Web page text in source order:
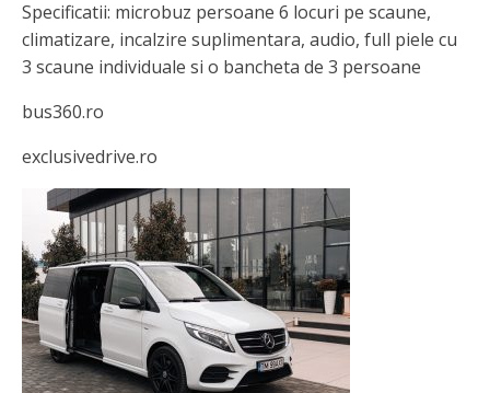
Specificatii: microbuz persoane 6 locuri pe scaune,
climatizare, incalzire suplimentara, audio, full piele cu
3 scaune individuale si o bancheta de 3 persoane
bus360.ro
exclusivedrive.ro